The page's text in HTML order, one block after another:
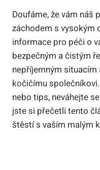
Doufáme, že vám náš
záchodem s vysokým
informace pro péči o
bezpečným a čistým
nepříjemným
kočičímu
nebo tips, neváhejte
jste si přečetli tento
štěstí s vaším malým